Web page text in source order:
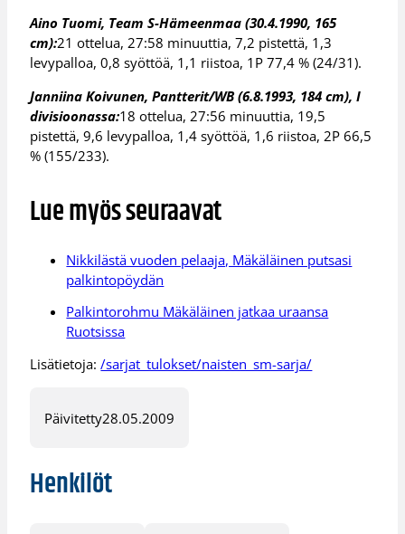
Aino Tuomi, Team S-Hämeenmaa (30.4.1990, 165
cm):21 ottelua, 27:58 minuuttia, 7,2 pistettä, 1,3
levypalloa, 0,8 syöttöä, 1,1 riistoa, 1P 77,4 % (24/31).
Janniina Koivunen, Pantterit/WB (6.8.1993, 184 cm), I
divisioonassa:18 ottelua, 27:56 minuuttia, 19,5
pistettä, 9,6 levypalloa, 1,4 syöttöä, 1,6 riistoa, 2P 66,5
% (155/233).
Lue myös seuraavat
Nikkilästä vuoden pelaaja, Mäkäläinen putsasi
palkintopöydän
Palkintorohmu Mäkäläinen jatkaa uraansa
Ruotsissa
Lisätietoja:/sarjat_tulokset/naisten_sm-sarja/
Päivitetty28.05.2009
Henkilöt